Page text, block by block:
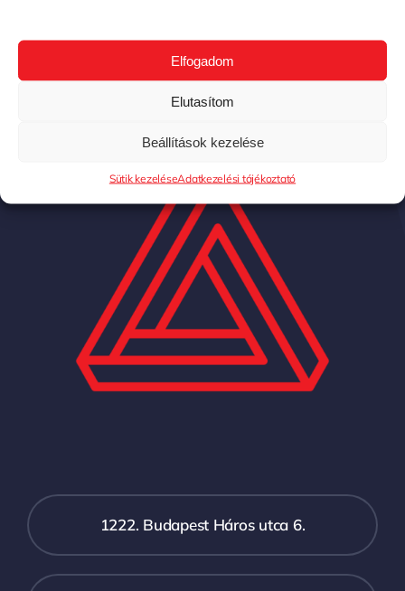
Elfogadom
Elutasítom
Beállítások kezelése
Sütik kezeléseAdatkezelési tájékoztató
1222. Budapest Háros utca 6.